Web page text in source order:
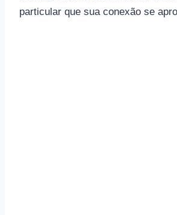
particular que sua conexão se